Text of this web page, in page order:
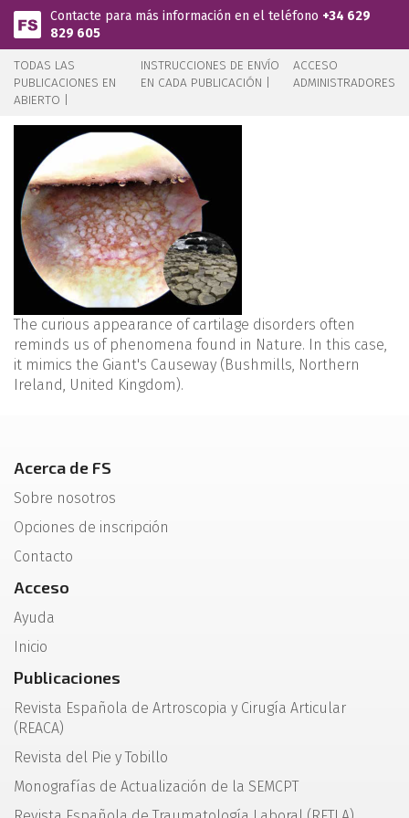
Pasar al contenido principal
Contacte para más información en el teléfono +34 629
829 605
TODAS LAS
PUBLICACIONES EN
ABIERTO |
INSTRUCCIONES DE ENVÍO
EN CADA PUBLICACIÓN |
ACCESO
ADMINISTRADORES
The curious appearance of cartilage disorders often
reminds us of phenomena found in Nature. In this case,
it mimics the Giant's Causeway (Bushmills, Northern
Ireland, United Kingdom).
Acerca de FS
Sobre nosotros
Opciones de inscripción
Contacto
Acceso
Ayuda
Inicio
Publicaciones
Revista Española de Artroscopia y Cirugía Articular
(REACA)
Revista del Pie y Tobillo
Monografías de Actualización de la SEMCPT